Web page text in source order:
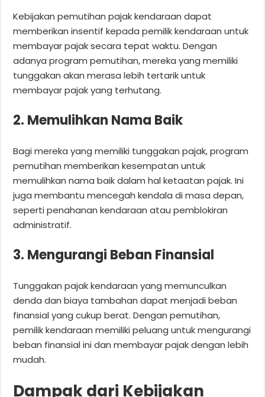
Kebijakan pemutihan pajak kendaraan dapat
memberikan insentif kepada pemilik kendaraan untuk
membayar pajak secara tepat waktu. Dengan
adanya program pemutihan, mereka yang memiliki
tunggakan akan merasa lebih tertarik untuk
membayar pajak yang terhutang.
2. Memulihkan Nama Baik
Bagi mereka yang memiliki tunggakan pajak, program
pemutihan memberikan kesempatan untuk
memulihkan nama baik dalam hal ketaatan pajak. Ini
juga membantu mencegah kendala di masa depan,
seperti penahanan kendaraan atau pemblokiran
administratif.
3. Mengurangi Beban Finansial
Tunggakan pajak kendaraan yang memunculkan
denda dan biaya tambahan dapat menjadi beban
finansial yang cukup berat. Dengan pemutihan,
pemilik kendaraan memiliki peluang untuk mengurangi
beban finansial ini dan membayar pajak dengan lebih
mudah.
Dampak dari Kebijakan